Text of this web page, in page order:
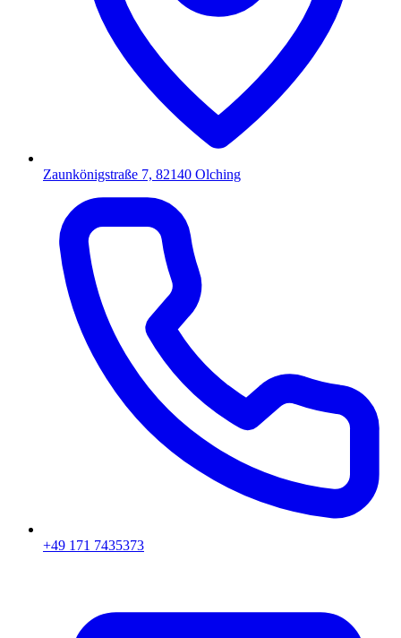
Zaunkönigstraße 7, 82140 Olching
+49 171 7435373